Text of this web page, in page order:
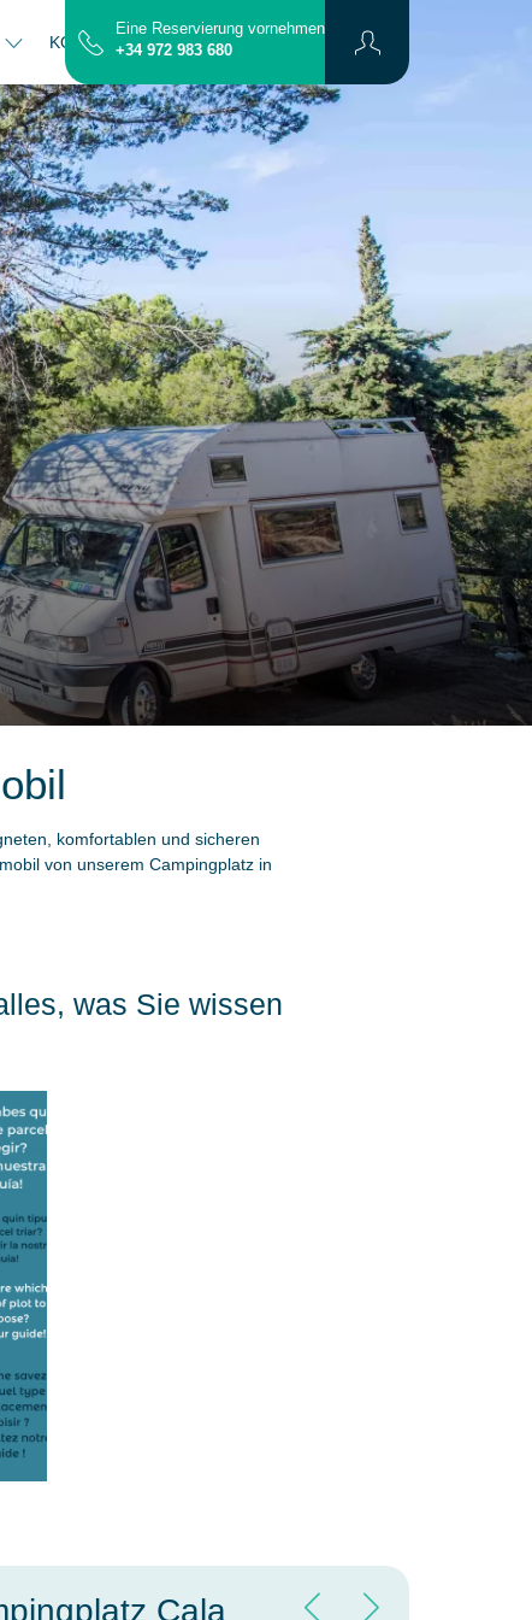
KONTAKT PLAN
Eine Reservierung vornehmen
+34 972 983 680
komfortablen und sicheren
von unserem Campingplatz in
was Sie wissen
Cala